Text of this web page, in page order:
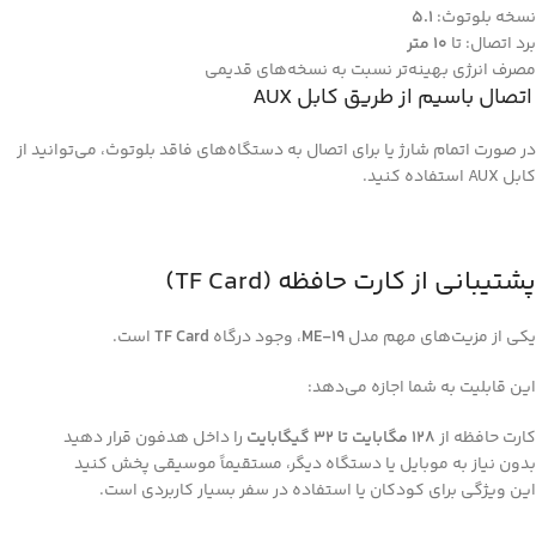
نسخه بلوتوث: 5.1
برد اتصال: تا 10 متر
مصرف انرژی بهینه‌تر نسبت به نسخه‌های قدیمی
اتصال باسیم از طریق کابل AUX
در صورت اتمام شارژ یا برای اتصال به دستگاه‌های فاقد بلوتوث، می‌توانید از
کابل AUX استفاده کنید.
پشتیبانی از کارت حافظه (TF Card)
یکی از مزیت‌های مهم مدلME-19، وجود درگاه TF Cardاست.
این قابلیت به شما اجازه می‌دهد:
کارت حافظه از128 مگابایت تا 32 گیگابایت
را داخل هدفون قرار دهید
بدون نیاز به موبایل یا دستگاه دیگر، مستقیماً موسیقی پخش کنید
این ویژگی برای کودکان یا استفاده در سفر بسیار کاربردی است.